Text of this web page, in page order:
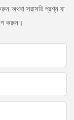
অথবা সরাসরি প্রশ্ন বা
করুন।